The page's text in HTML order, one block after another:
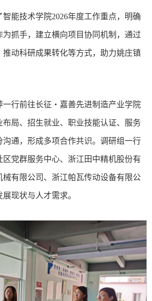
智能技术学院2026年度工作重点，明确
抓手，建立横向项目协同机制，通过
推动科研成果转化等方式，助力姚庄镇
一行前往长征・嘉善先进制造产业学院
布局、招生就业、职业技能认证、服务
沟通，形成多项合作共识。调研组一行
党群服务中心、浙江田中精机股份有
械有限公司、浙江帕瓦传动设备有限公
现状与人才需求。